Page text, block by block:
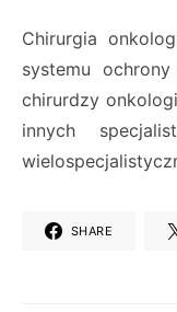
Chirurgia
systemu
chirurdzy
innych
SHARE